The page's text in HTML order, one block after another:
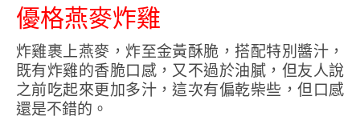
優格燕麥炸雞
炸雞裹上燕麥，炸至金黃酥脆，搭配特別醬汁，
既有炸雞的香脆口感，又不過於油膩，但友人說
之前吃起來更加多汁，這次有偏乾柴些，但口感
還是不錯的。